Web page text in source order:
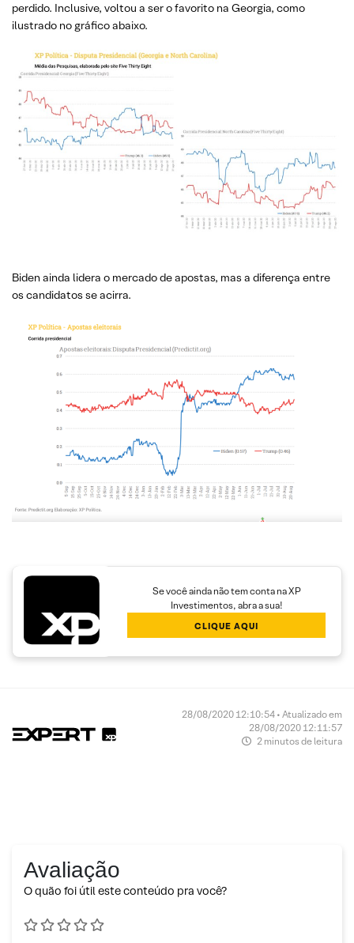
perdido. Inclusive, voltou a ser o favorito na Georgia, como
ilustrado no gráfico abaixo.
Biden ainda lidera o mercado de apostas, mas a diferença entre
os candidatos se acirra.
Se você ainda não tem conta na XP
Investimentos, abra a sua!
CLIQUE AQUI
28/08/2020 12:10:54 • Atualizado em
28/08/2020 12:11:57
2 minutos de leitura
Avaliação
O quão foi útil este conteúdo pra você?